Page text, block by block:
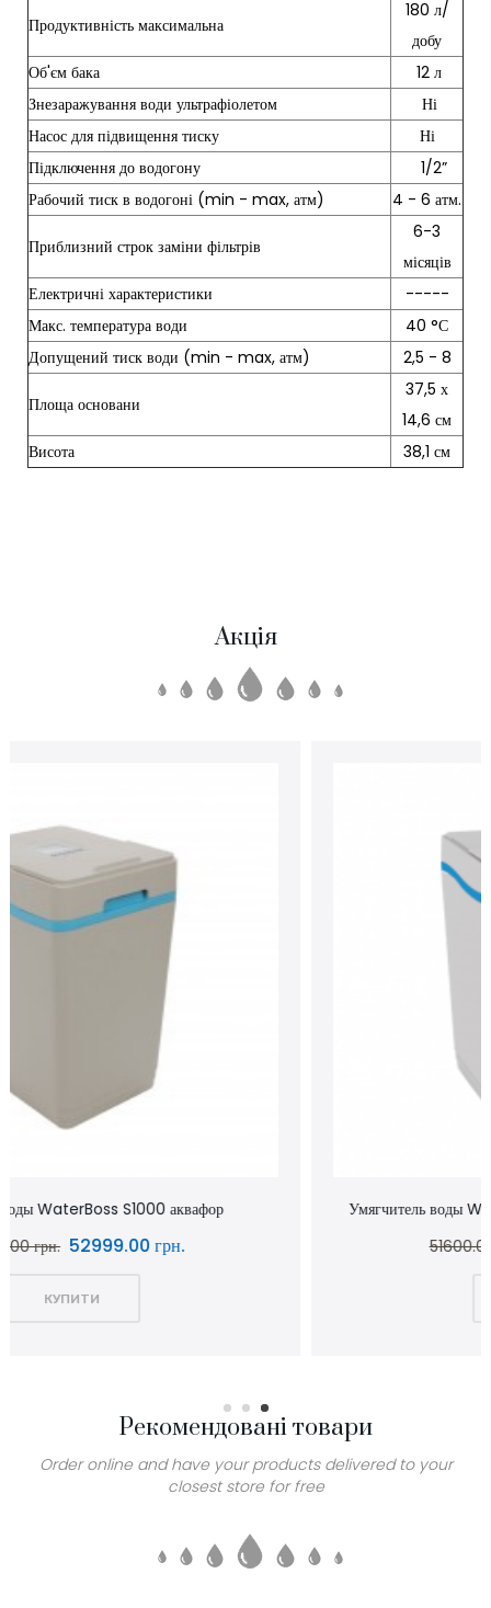
Продуктивність максимальна
180 л/
добу
Об'єм бака
12 л
Знезаражування води ультрафіолетом
Ні
Насос для підвищення тиску
Ні
Підключення до водогону
1/2”
Рабочий тиск в водогоні (min - max, атм)
4 - 6 атм.
Приблизний строк заміни фільтрів
6-3
місяців
Електричні характеристики
-----
Макс. температура води
40 °С
Допущений тиск води (min - max, атм)
2,5 - 8
Площа основани
37,5 х
14,6 см
Висота
38,1 см
Акція
Умягчитель воды WaterBoss S800 аквафор waterboss
51600.00 грн.
Рекомендовані товари
Order online and have your products delivered to your
closest store for free